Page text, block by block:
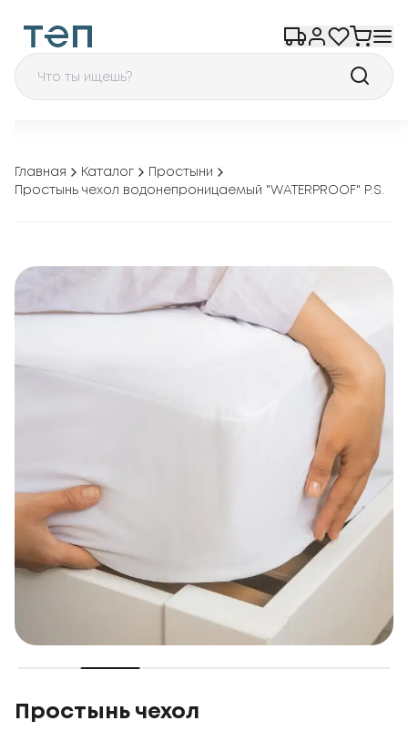
Главная Каталог
Простыни
Простынь чехол водонепроницаемый "WATERPROOF" Р.S.
Простынь чехол